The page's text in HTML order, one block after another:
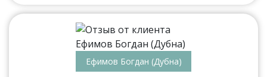
Ефимов Богдан (Дубна)